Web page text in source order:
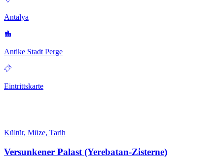
Antalya
Antike Stadt Perge
Eintrittskarte
Kültür, Müze, Tarih
Versunkener Palast (Yerebatan-Zisterne)